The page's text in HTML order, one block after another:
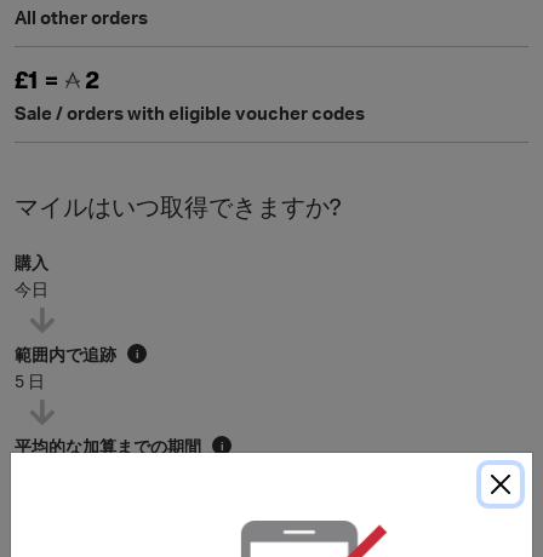
All other orders
£1 = 2
Sale / orders with eligible voucher codes
マイルはいつ取得できますか?
購入
今日
範囲内で追跡 i
5 日
平均的な加算までの期間 i
* 上記の平均点な加算までの期間は参考例です。購入条件に特に記載が無い限
日以内に加算されますが、加盟店によってはさらに長く